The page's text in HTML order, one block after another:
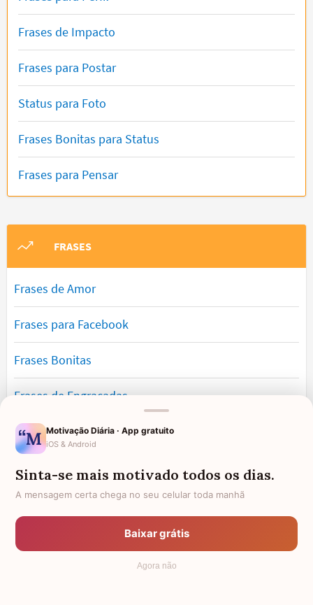
Frases de Impacto
Frases para Postar
Status para Foto
Frases Bonitas para Status
Frases para Pensar
FRASES
Frases de Amor
Frases para Facebook
Frases Bonitas
Frases de Engraçadas
Frases Românticas
Frases de Reflexão
Frases Lindas
Motivação Diária · App gratuito
iOS & Android
Sinta-se mais motivado todos os dias.
A mensagem certa chega no seu celular toda manhã
Baixar grátis
Agora não